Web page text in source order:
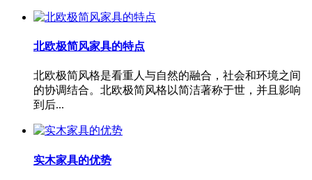
北欧极简风家具的特点
北欧极简风格是看重人与自然的融合，社会和环境之间
的协调结合。北欧极简风格以简洁著称于世，并且影响
到后...
实木家具的优势